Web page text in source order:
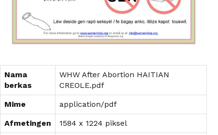
Nama
berkas
WHW After Abortion HAITIAN
CREOLE.pdf
Mime application/pdf
Afmetingen 1584 x 1224 piksel